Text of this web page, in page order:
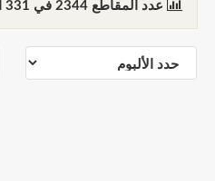
عدد المقاطع2344 في 331